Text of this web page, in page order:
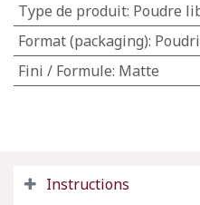
Type de produit: Poudre
Format (packaging):
Fini / Formule: Matte
Instructions